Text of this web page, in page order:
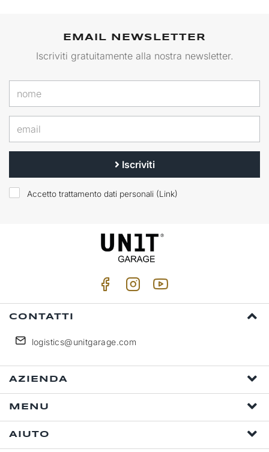
EMAIL NEWSLETTER
Iscriviti gratuitamente alla nostra newsletter.
Iscriviti
Accetto trattamento dati personali (Link)
CONTATTI
logistics@unitgarage.com
AZIENDA
MENU
AIUTO